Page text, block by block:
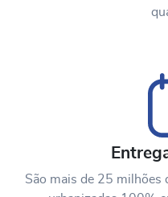
São mais de 25 milhões